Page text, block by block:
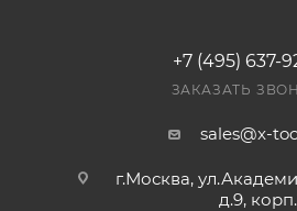
+7 (495) 637-
ЗАКАЗАТЬ
sales@x-
г.Москва,
д.9,